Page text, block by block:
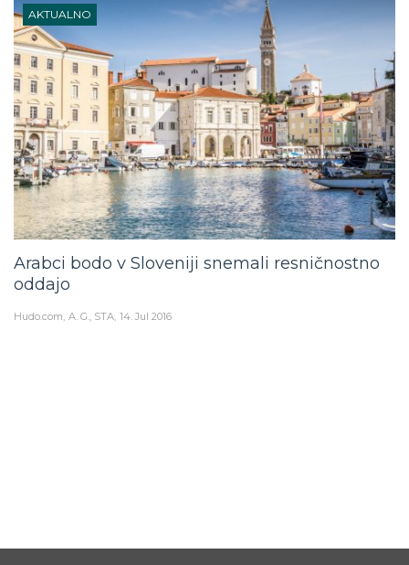
AKTUALNO
Arabci bodo v Sloveniji snemali resničnostno
oddajo
Hudo.com A. G., STA 14. Jul 2016